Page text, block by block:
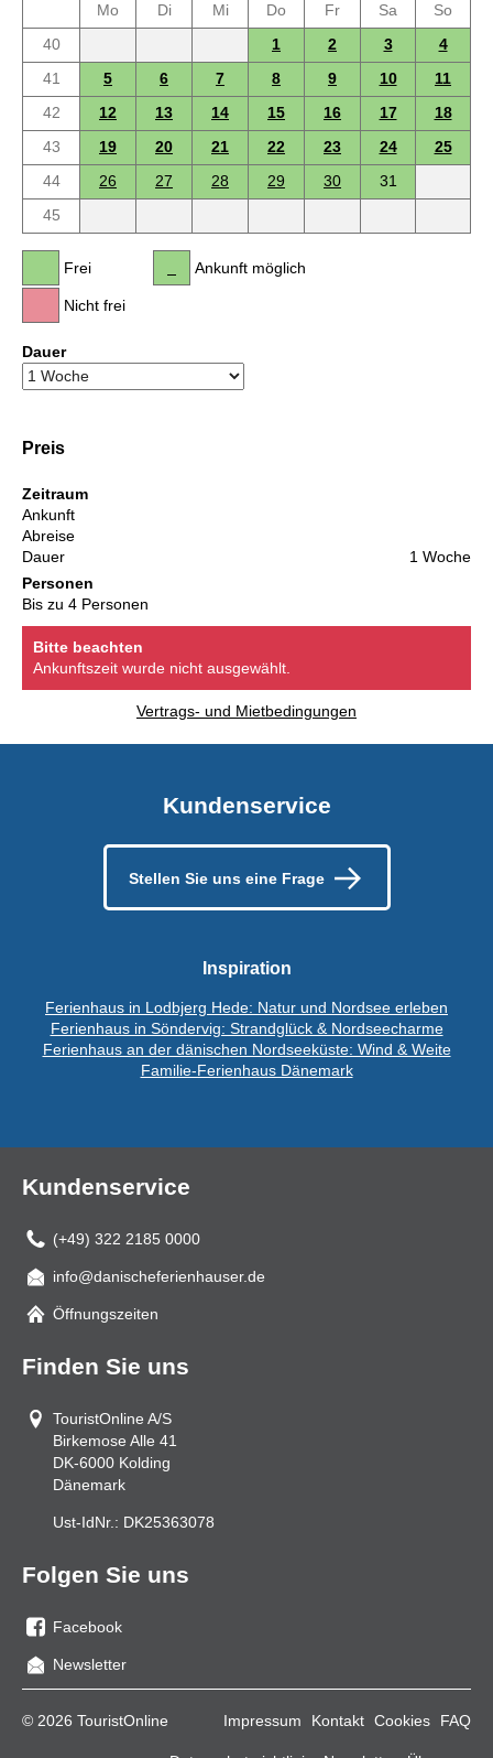
Mo
Di Mi Do Fr Sa
So
40
1 2 3
4
41
5 6 7 8 9 10
11
42
12 13 14 15 16 17
18
43
19 20 21 22 23 24
25
44
26 27 28 29 30
31
45
Frei
Nicht frei
Ankunft möglich
Dauer
Preis
Zeitraum
Ankunft
Abreise
Dauer
1 Woche
Personen
Bis zu 4 Personen
Bitte beachten
Ankunftszeit wurde nicht ausgewählt.
Vertrags- und Mietbedingungen
Kundenservice
Stellen Sie uns eine Frage
Inspiration
Ferienhaus in Lodbjerg Hede: Natur und Nordsee erleben
Ferienhaus in Söndervig: Strandglück & Nordseecharme
Ferienhaus an der dänischen Nordseeküste: Wind & Weite
Familie-Ferienhaus Dänemark
Kundenservice
(+49) 322 2185 0000
Mail
info@danischeferienhauser.de
Öffnungszeiten
Finden Sie uns
TouristOnline A/S
Birkemose Alle 41
DK-6000 Kolding
Dänemark
Ust-IdNr.: DK25363078
Folgen Sie uns
Sie
uns
Facebook
Newsletter
© 2026 TouristOnline Impressum Kontakt Cookies FAQ